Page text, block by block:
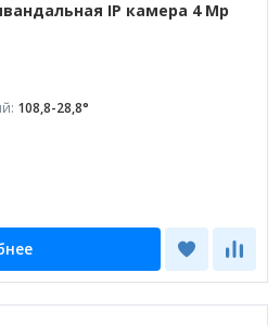
IP камера 4 Mp
108,8-28,8°